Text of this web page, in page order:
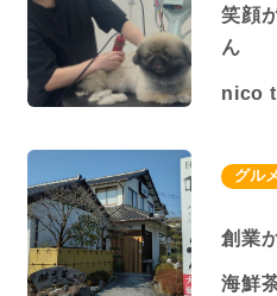
笑顔
ん
nico
グル
創業
海鮮